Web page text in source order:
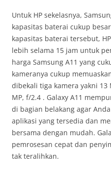
Untuk HP sekelasnya,
kapasitas baterai cukup
kapasitas baterai tersebut,
lebih selama 15 jam untuk
harga Samsung A11 yang
kameranya cukup
dibekali tiga kamera yakni 13
MP, f/2.4 . Galaxy A11
di bagian belakang agar
aplikasi yang tersedia dan
bersama dengan mudah.
pemrosesan cepat dan
tak teralihkan.